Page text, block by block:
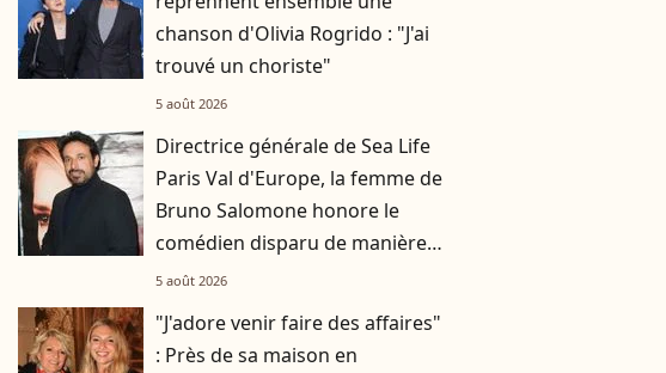
chanson d'Olivia Rogrido : "J'ai
trouvé un choriste"
5 août 2026
Directrice générale de Sea Life
Paris Val d'Europe, la femme de
Bruno Salomone honore le
comédien disparu de manière
originale
5 août 2026
"J'adore venir faire des affaires"
: Près de sa maison en